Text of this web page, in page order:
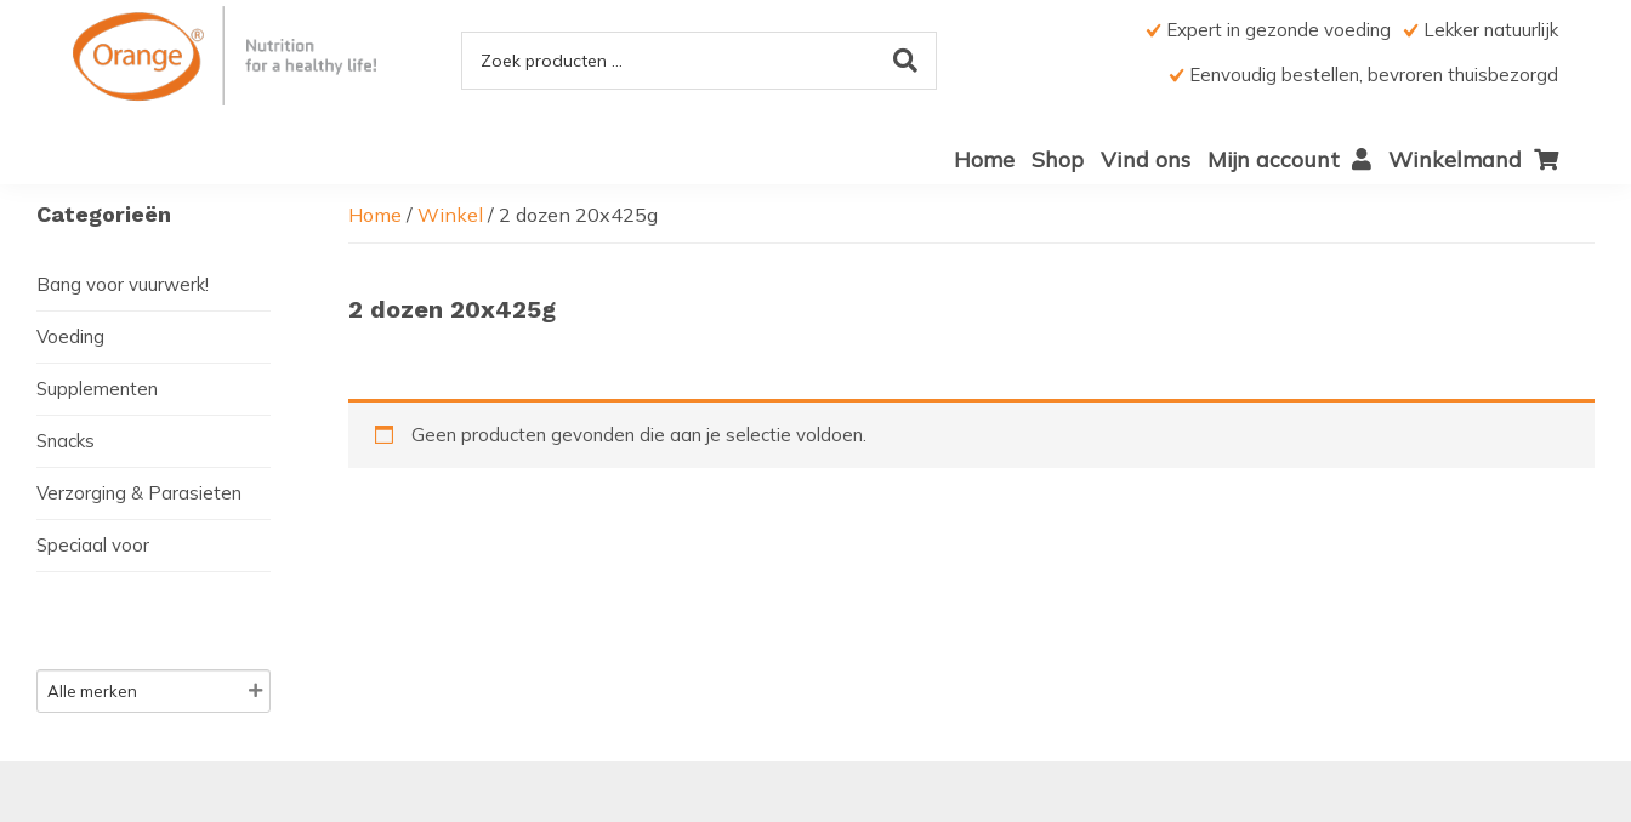
Healthy
Expert in gezonde voeding
Lekker natuurlijk
Eenvoudig bestellen, bevroren thuisbezorgd
Home Shop Vind ons Mijn account Winkelmand
Home / Winkel / 2 dozen 20x425g
2 dozen 20x425g
Geen producten gevonden die aan je selectie voldoen.
Primaire
Categorieën
Bang voor vuurwerk!
Voeding
Supplementen
Snacks
Verzorging & Parasieten
Speciaal voor